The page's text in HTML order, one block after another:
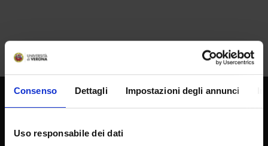
Consenso Dettagli Impostazioni degli annunci
Uso responsabile dei dati